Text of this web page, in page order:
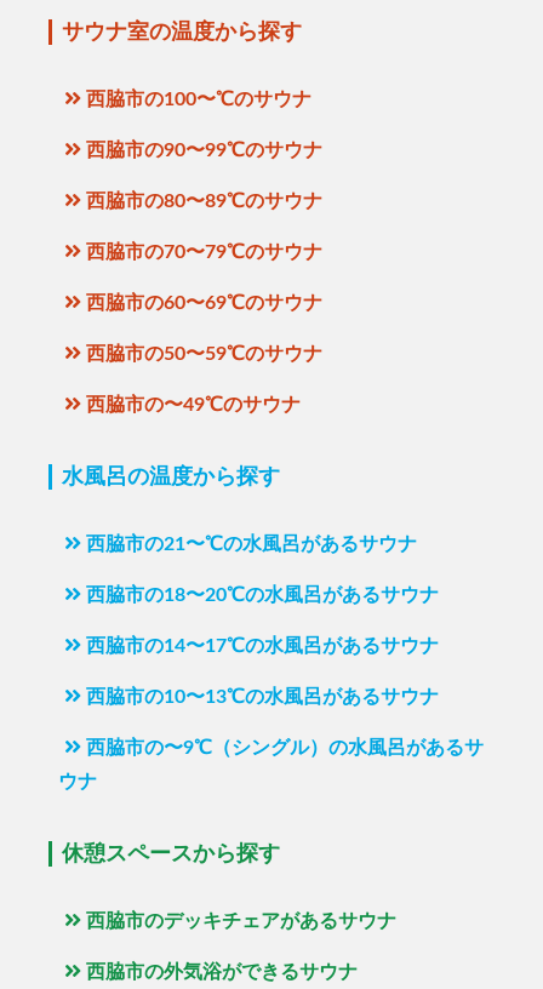
サウナ室の温度から探す
西脇市の100〜℃のサウナ
西脇市の90〜99℃のサウナ
西脇市の80〜89℃のサウナ
西脇市の70〜79℃のサウナ
西脇市の60〜69℃のサウナ
西脇市の50〜59℃のサウナ
西脇市の〜49℃のサウナ
水風呂の温度から探す
西脇市の21〜℃の水風呂があるサウナ
西脇市の18〜20℃の水風呂があるサウナ
西脇市の14〜17℃の水風呂があるサウナ
西脇市の10〜13℃の水風呂があるサウナ
西脇市の〜9℃（シングル）の水風呂があるサ
ウナ
休憩スペースから探す
西脇市のデッキチェアがあるサウナ
西脇市の外気浴ができるサウナ